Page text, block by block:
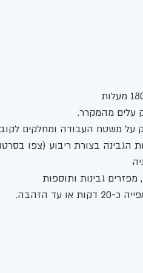
עלים מהמקרר.
על משטח העבודה ומחלקים
הגבינה בצורת ריבוע (צפו
מפזרים גבינות ותוספות
או עד הזהבה.